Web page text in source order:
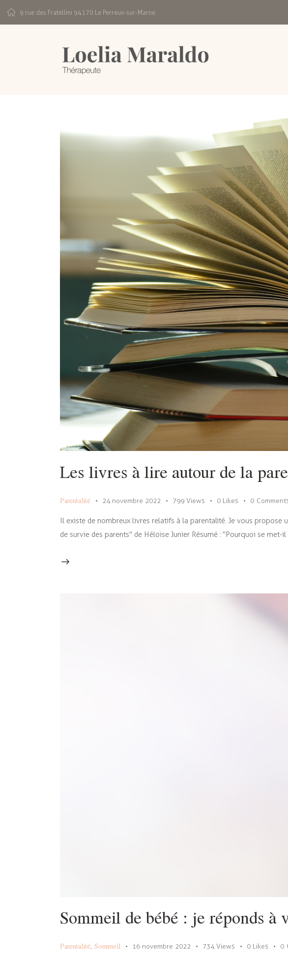
9 rue des Fratellini 94170 Le Perreux-sur-Marne
Les livres à lire autour de la
Parentalité 24 novembre 2022 799 Views 0 Likes 0
Il existe de nombreux livres relatifs à la parentalité. Je vous propose
de survie des parents" de Héloise Junier Résumé : "Pourquoi se
Sommeil de bébé : je réponds à
Parentalité, Sommeil 16 novembre 2022 734 Views 0 Likes 0